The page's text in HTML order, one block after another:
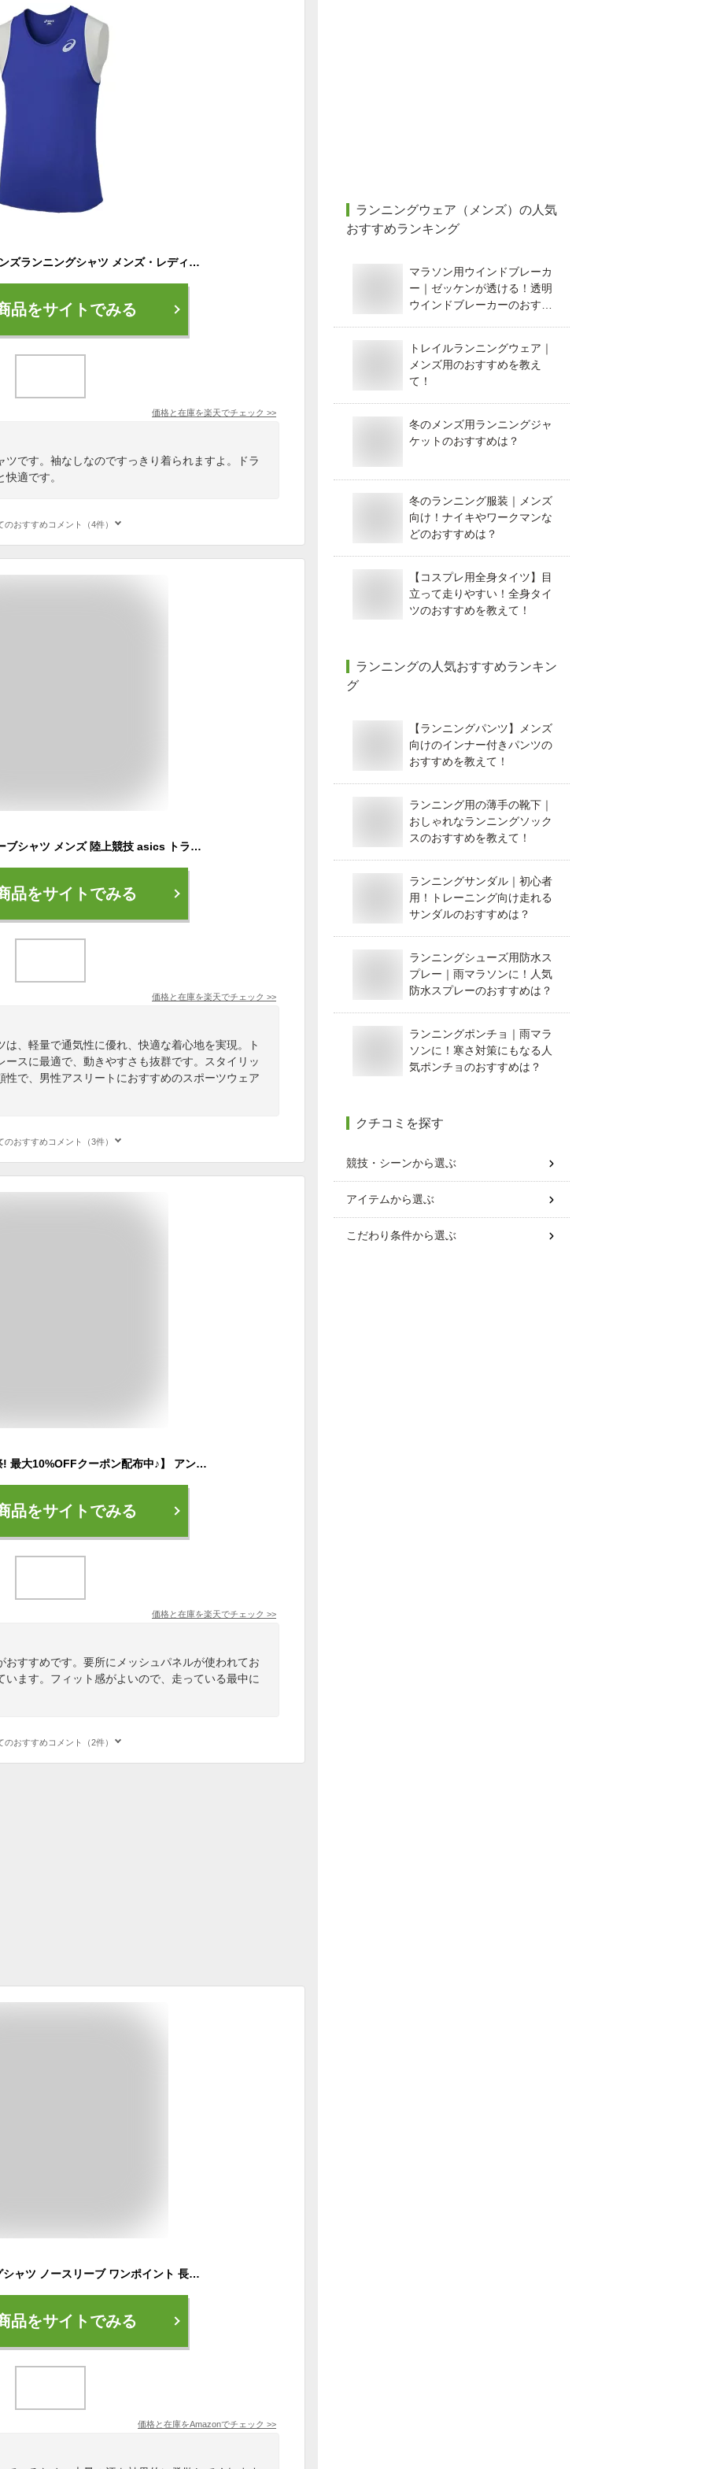
asics(アシックス) メンズランニングシャツ メンズ・レディース・ユニセックス 陸上 マラソン ジョギング スポーツウェア トップス 袖なし ノースリーブ ｛NP｝
品をサイトでみる
価格と在庫を楽天でチェック >>
です。袖なしなのですっきり着られますよ。ドラ
適です。
のおすすめコメント（4件）
アシックス ノースリーブシャツ メンズ 陸上競技 asics トラックグラフィック スリーブレストップ タンクトップ 練習着 トラック＆フィールド マラソン レース ランニング トレーニング スポーツウェア 男性 袖なし トップス ブランド アパレル/2091A743
品をサイトでみる
価格と在庫を楽天でチェック >>
、軽量で通気性に優れ、快適な着心地を実現。ト
スに最適で、動きやすさも抜群です。スタイリッ
性で、男性アスリートにおすすめのスポーツウェア
のおすすめコメント（3件）
☆ネコポス【大感謝祭! 最大10%OFFクーポン配布中♪】 アンダーアーマー クリアランス UA ヒートギア アーマー コンプレッション スリーブレス メンズ インナー ノースリーブ シャツ 吸汗速乾 メッシュ ランニング ジョギング マラソン UNDER ARMOUR 1361522 あす楽 対応可
品をサイトでみる
価格と在庫を楽天でチェック >>
おすすめです。要所にメッシュパネルが使われてお
ます。フィット感がよいので、走っている最中に
のおすすめコメント（2件）
[デサント] ランニングシャツ ノースリーブ ワンポイント 長距離 マラソン 吸汗速乾 肌離れ BLK M
品をサイトでみる
価格と在庫をAmazonでチェック >>
ランニングウェア（メンズ） の人気
おすすめランキング
マラソン用ウインドブレーカ
ー｜ゼッケンが透ける！透明
ウインドブレーカーのおすす
トレイルランニングウェア｜
メンズ用のおすすめを教え
て！
冬のメンズ用ランニングジャ
ケットのおすすめは？
冬のランニング服装｜メンズ
向け！ナイキやワークマンな
どのおすすめは？
【コスプレ用全身タイツ】目
立って走りやすい！全身タイ
ツのおすすめを教えて！
ランニングの人気おすすめランキン
グ
【ランニングパンツ】メンズ
向けのインナー付きパンツの
おすすめを教えて！
ランニング用の薄手の靴下｜
おしゃれなランニングソック
スのおすすめを教えて！
ランニングサンダル｜初心者
用！トレーニング向け走れる
サンダルのおすすめは？
ランニングシューズ用防水ス
プレー｜雨マラソンに！人気
防水スプレーのおすすめは？
ランニングポンチョ｜雨マラ
ソンに！寒さ対策にもなる人
気ポンチョのおすすめは？
クチコミを探す
競技・シーンから選ぶ
アイテムから選ぶ
こだわり条件から選ぶ